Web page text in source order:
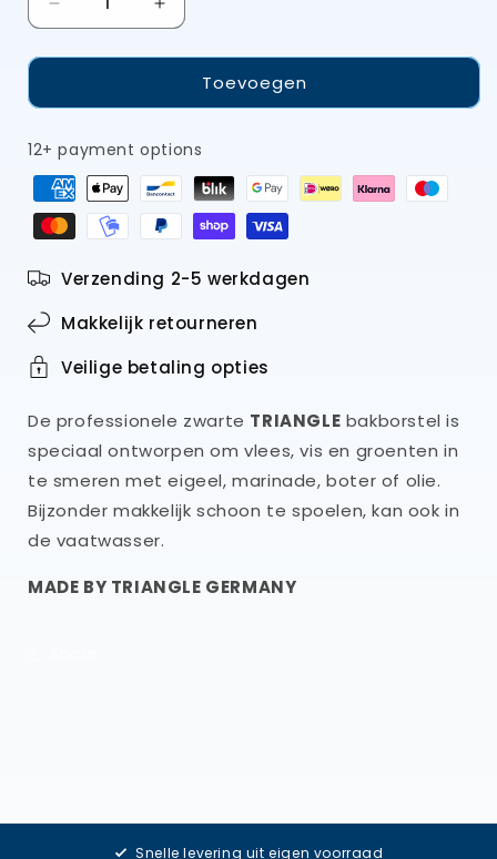
Aantal
verlagen
voor
zwarte
bakborstel
voor
olijfolie
of
boter
et
handig
ophangsysteem
Aantal
verhogen
voor
TRIANGLE
zwarte
bakborstel
voor
olijfolie
of
boter
et
handig
ophangsysteem
Toevoegen
12+ payment options
Verzending 2-5 werkdagen
Makkelijk retourneren
Veilige betaling opties
De professionele zwarte TRIANGLE bakborstel is
speciaal ontworpen om vlees, vis en groenten in
te smeren met eigeel, marinade, boter of olie.
Bijzonder makkelijk schoon te spoelen, kan ook in
de vaatwasser.
MADE BY TRIANGLE GERMANY
Snelle levering uit eigen voorraad